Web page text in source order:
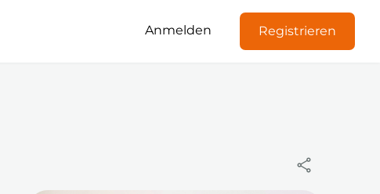
Anmelden Registrieren